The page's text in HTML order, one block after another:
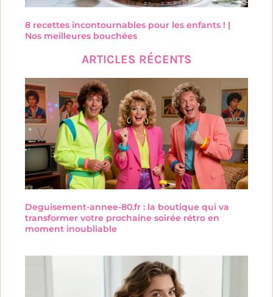
8 recettes incontournables pour les enfants ! |
Nos meilleures bouchées
ARTICLES RÉCENTS
Deguisement-annee-80.fr : la boutique qui va
transformer votre prochaine soirée rétro en
moment inoubliable